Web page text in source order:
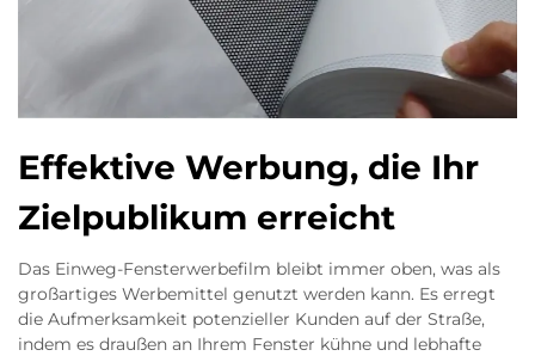
Effektive Werbung, die Ihr
Zielpublikum erreicht
Das Einweg-Fensterwerbefilm bleibt immer oben, was als
großartiges Werbemittel genutzt werden kann. Es erregt
die Aufmerksamkeit potenzieller Kunden auf der Straße,
indem es draußen an Ihrem Fenster kühne und lebhafte